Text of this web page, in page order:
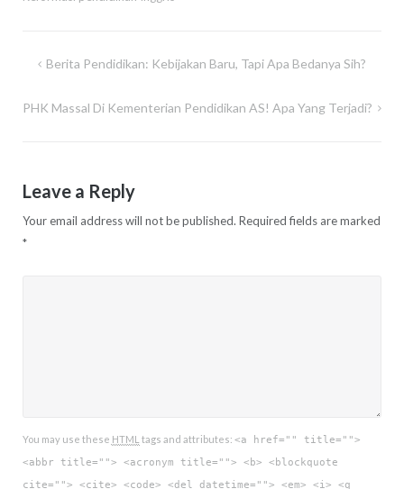
PostBerita Pendidikan: Kebijakan Baru, Tapi Apa Bedanya Sih?
PHK Massal Di Kementerian Pendidikan AS! Apa Yang Terjadi?
Leave a Reply
Your email address will not be published. Required fields are marked
*
You may use these HTML tags and attributes: <a href="" title="">
<abbr title=""> <acronym title=""> <b> <blockquote
cite=""> <cite> <code> <del datetime=""> <em> <i> <q